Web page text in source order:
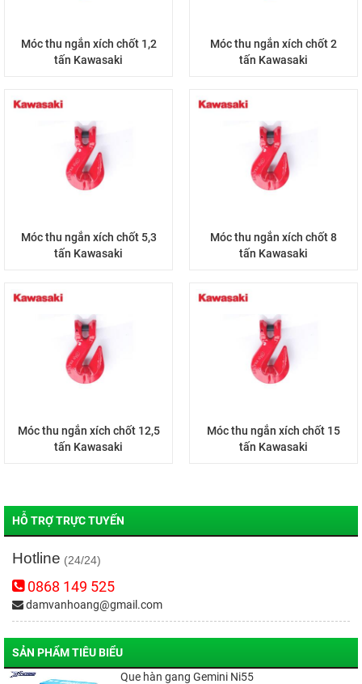
Móc thu ngắn xích chốt 1,2
tấn Kawasaki
Móc thu ngắn xích chốt 2
tấn Kawasaki
Móc thu ngắn xích chốt 5,3
tấn Kawasaki
Móc thu ngắn xích chốt 8
tấn Kawasaki
Móc thu ngắn xích chốt 12,5
tấn Kawasaki
Móc thu ngắn xích chốt 15
tấn Kawasaki
HỖ TRỢ TRỰC TUYẾN
Hotline (24/24)
0868 149 525
damvanhoang@gmail.com
SẢN PHẨM TIÊU BIỂU
Que hàn gang Gemini Ni55